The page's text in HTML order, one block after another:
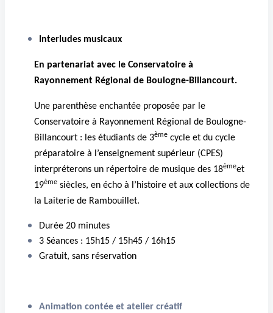
Interludes musicaux
En partenariat avec le Conservatoire à
Rayonnement Régional de Boulogne-Billancourt.
Une parenthèse enchantée proposée par le
Conservatoire à Rayonnement Régional de Boulogne-
Billancourt : les étudiants de 3ème cycle et du cycle
préparatoire à l’enseignement supérieur (CPES)
interpréterons un répertoire de musique des 18èmeet
19ème siècles, en écho à l’histoire et aux collections de
la Laiterie de Rambouillet.
Durée 20 minutes
3 Séances : 15h15 / 15h45 / 16h15
Gratuit, sans réservation
Animation contée et atelier créatif